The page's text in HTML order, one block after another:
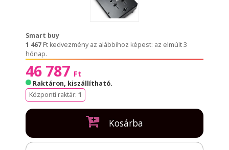
Smart buy
1 467 Ft kedvezmény az alábbihoz képest: az elmúlt 3
hónap.
46 787 Ft
Raktáron, kiszállítható.
Központi raktár: 1
Kosárba